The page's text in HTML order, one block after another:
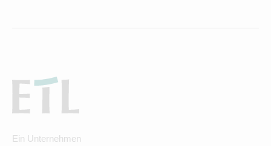
Ein Unternehmen